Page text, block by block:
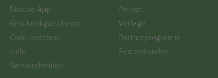
Skoobe App
Geschenkgutscheine
Code einlösen
Hilfe
Barrierefreiheit
Presse
Verlage
Partnerprogramm
Firmenkunden